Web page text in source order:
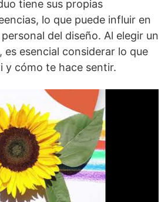
tiene sus propias
lo que puede influir en
del diseño. Al elegir un
es esencial considerar lo que
y cómo te hace sentir.